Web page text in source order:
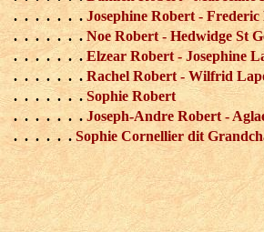
. . . . . . . Josephine Robert - Frederic
. . . . . . .Noe Robert - Hedwidge St
. . . . . . .Elzear Robert - Josephine
. . . . . . . Rachel Robert - Wilfrid
. . . . . . .Sophie Robert
. . . . . . . Joseph-Andre Robert -
. . . . . . Sophie Cornellier dit